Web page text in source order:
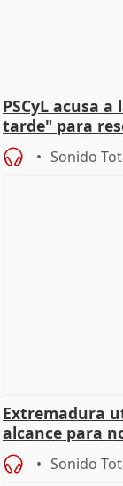
PSCyL acusa
tarde" para
Sonido
Extremadura
alcance para
Sonido